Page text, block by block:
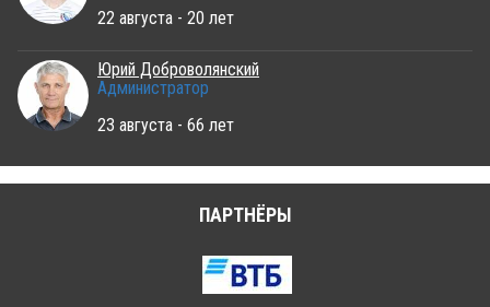
22 августа - 20 лет
Юрий Доброволянский
Администратор
23 августа - 66 лет
ПАРТНЁРЫ